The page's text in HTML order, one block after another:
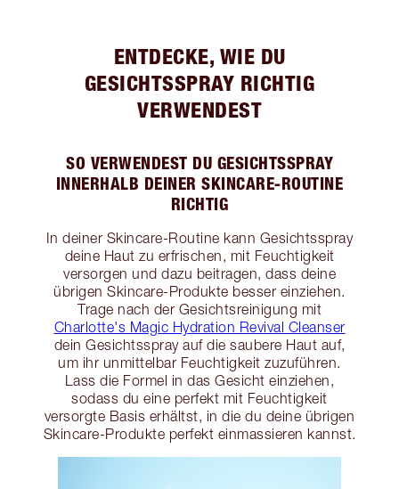
ENTDECKE, WIE DU
GESICHTSSPRAY RICHTIG
VERWENDEST
SO VERWENDEST DU GESICHTSSPRAY
INNERHALB DEINER SKINCARE-ROUTINE
RICHTIG
In deiner Skincare-Routine kann Gesichtsspray
deine Haut zu erfrischen, mit Feuchtigkeit
versorgen und dazu beitragen, dass deine
übrigen Skincare-Produkte besser einziehen.
Trage nach der Gesichtsreinigung mit
Charlotte's Magic Hydration Revival Cleanser
dein Gesichtsspray auf die saubere Haut auf,
um ihr unmittelbar Feuchtigkeit zuzuführen.
Lass die Formel in das Gesicht einziehen,
sodass du eine perfekt mit Feuchtigkeit
versorgte Basis erhältst, in die du deine übrigen
Skincare-Produkte perfekt einmassieren kannst.